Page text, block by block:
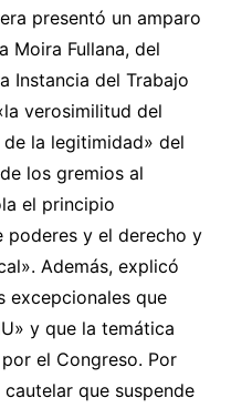
presentó un amparo
Moira Fullana, del
Instancia del Trabajo
verosimilitud del
la legitimidad» del
los gremios al
el principio
poderes y el derecho y
Además, explicó
excepcionales que
y que la temática
el Congreso. Por
que suspende